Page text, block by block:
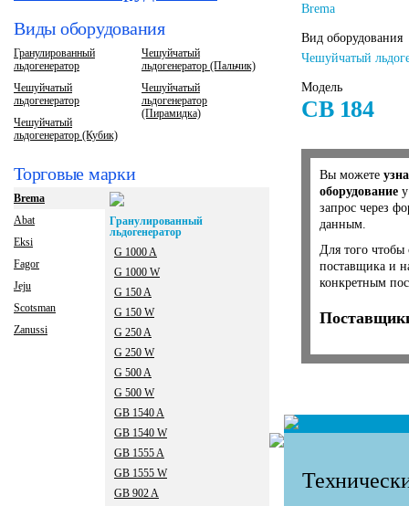
Виды оборудования
Гранулированный
льдогенератор
Чешуйчатый
льдогенератор
Чешуйчатый
льдогенератор (Кубик)
Чешуйчатый
льдогенератор (Пальчик)
Чешуйчатый
льдогенератор
(Пирамидка)
Торговые марки
Brema
Abat
Eksi
Fagor
Jeju
Scotsman
Zanussi
Гранулированный
льдогенератор
G 1000 A
G 1000 W
G 150 A
G 150 W
G 250 A
G 250 W
G 500 A
G 500 W
GB 1540 A
GB 1540 W
GB 1555 A
GB 1555 W
GB 902 A
Brema
Вид оборудования
Чешуйчатый
Модель
CB 184
Вы можете
оборудование
запрос через
данным.
Для того чтобы
поставщика и
конкретным